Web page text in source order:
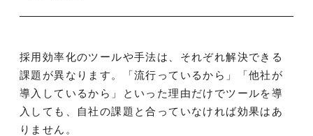
採用効率化のツールや手法は、それぞれ解決できる
課題が異なります。「流行っているから」「他社が
導入しているから」といった理由だけでツールを導
入しても、自社の課題と合っていなければ効果はあ
りません。